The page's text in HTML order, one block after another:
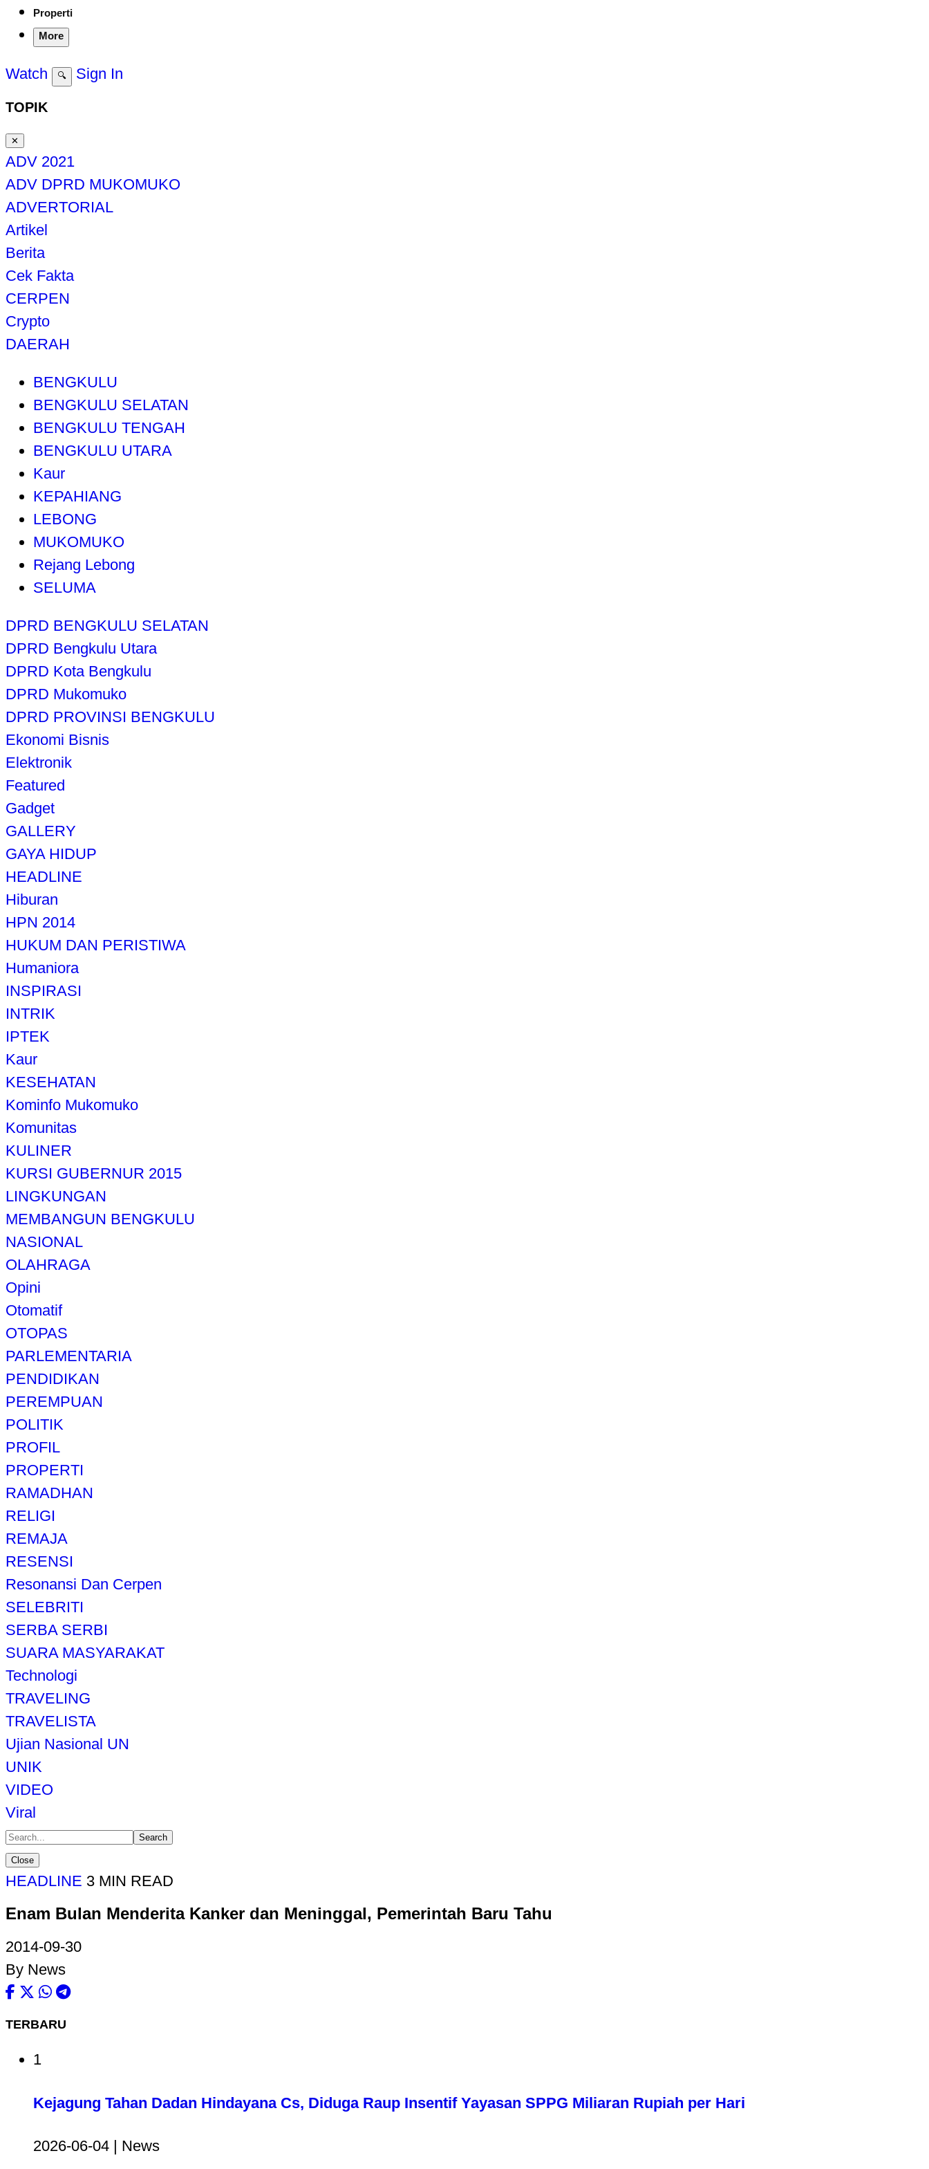
Properti
More
Watch 🔍 Sign In
TOPIK
✕
ADV 2021
ADV DPRD MUKOMUKO
ADVERTORIAL
Artikel
Berita
Cek Fakta
CERPEN
Crypto
DAERAH
BENGKULU
BENGKULU SELATAN
BENGKULU TENGAH
BENGKULU UTARA
Kaur
KEPAHIANG
LEBONG
MUKOMUKO
Rejang Lebong
SELUMA
DPRD BENGKULU SELATAN
DPRD Bengkulu Utara
DPRD Kota Bengkulu
DPRD Mukomuko
DPRD PROVINSI BENGKULU
Ekonomi Bisnis
Elektronik
Featured
Gadget
GALLERY
GAYA HIDUP
HEADLINE
Hiburan
HPN 2014
HUKUM DAN PERISTIWA
Humaniora
INSPIRASI
INTRIK
IPTEK
Kaur
KESEHATAN
Kominfo Mukomuko
Komunitas
KULINER
KURSI GUBERNUR 2015
LINGKUNGAN
MEMBANGUN BENGKULU
NASIONAL
OLAHRAGA
Opini
Otomatif
OTOPAS
PARLEMENTARIA
PENDIDIKAN
PEREMPUAN
POLITIK
PROFIL
PROPERTI
RAMADHAN
RELIGI
REMAJA
RESENSI
Resonansi Dan Cerpen
SELEBRITI
SERBA SERBI
SUARA MASYARAKAT
Technologi
TRAVELING
TRAVELISTA
Ujian Nasional UN
UNIK
VIDEO
Viral
Search
Close
HEADLINE 3 MIN READ
Enam Bulan Menderita Kanker dan Meninggal, Pemerintah Baru Tahu
2014-09-30
By News
TERBARU
1
Kejagung Tahan Dadan Hindayana Cs, Diduga Raup Insentif Yayasan SPPG Miliaran Rupiah per Hari
2026-06-04 | News